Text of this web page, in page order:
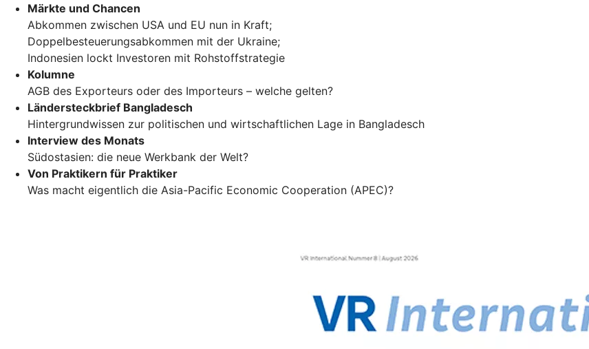
Märkte und Chancen
Abkommen zwischen USA und EU nun in Kraft;
Doppelbesteuerungsabkommen mit der Ukraine;
Indonesien lockt Investoren mit Rohstoffstrategie
Kolumne
AGB des Exporteurs oder des Importeurs – welche gelten?
Ländersteckbrief Bangladesch
Hintergrundwissen zur politischen und wirtschaftlichen Lage in Bangladesch
Interview des Monats
Südostasien: die neue Werkbank der Welt?
Von Praktikern für Praktiker
Was macht eigentlich die Asia-Pacific Economic Cooperation (APEC)?